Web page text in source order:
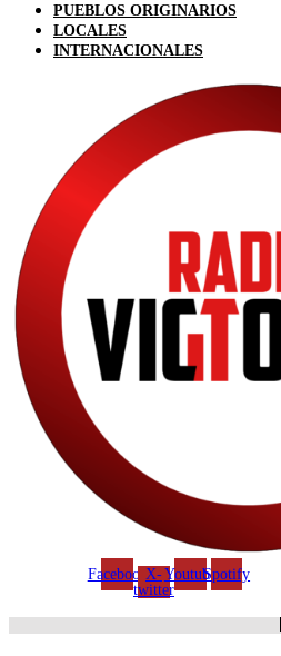
PUEBLOS ORIGINARIOS
LOCALES
INTERNACIONALES
FacebookX-
twitter
YoutubeSpotify